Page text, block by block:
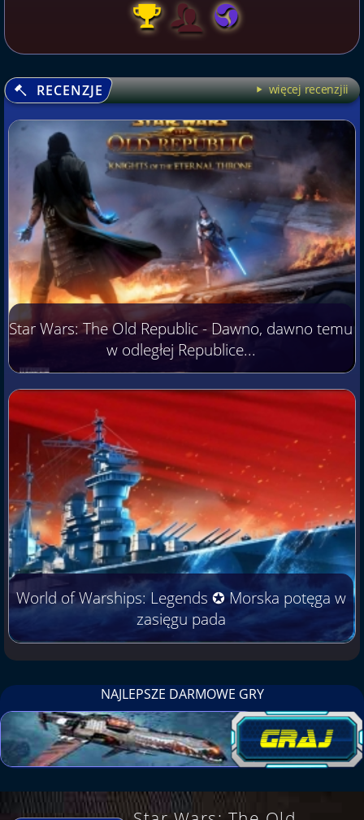
RECENZJE więcej recenzjii
Star Wars: The Old Republic - Dawno, dawno temu
w odległej Republice...
World of Warships: Legends ✪ Morska potęga w
zasięgu pada
NAJLEPSZE DARMOWE GRY
.